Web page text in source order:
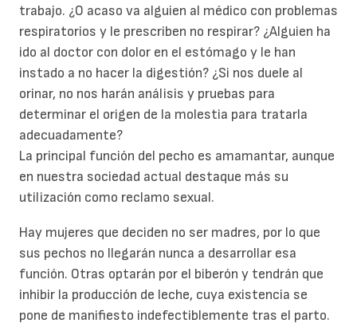
trabajo. ¿O acaso va alguien al médico con problemas
respiratorios y le prescriben no respirar? ¿Alguien ha
ido al doctor con dolor en el estómago y le han
instado a no hacer la digestión? ¿Si nos duele al
orinar, no nos harán análisis y pruebas para
determinar el origen de la molestia para tratarla
adecuadamente?
La principal función del pecho es amamantar, aunque
en nuestra sociedad actual destaque más su
utilización como reclamo sexual.
Hay mujeres que deciden no ser madres, por lo que
sus pechos no llegarán nunca a desarrollar esa
función. Otras optarán por el biberón y tendrán que
inhibir la producción de leche, cuya existencia se
pone de manifiesto indefectiblemente tras el parto.